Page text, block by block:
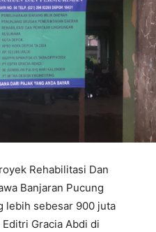
Rehabilitasi Dan
Banjaran Pucung
lebih sebesar 900 juta
Gracia Abdi di